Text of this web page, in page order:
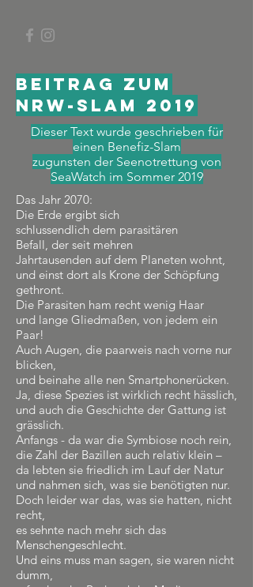
Beitrag zum
NRW-Slam 2019
Dieser Text wurde geschrieben für
einen Benefiz-Slam
zugunsten der Seenotrettung von
SeaWatch im Sommer 2019
Das Jahr 2070:
Die Erde ergibt sich
schlussendlich dem parasitären
Befall, der seit mehren
Jahrtausenden auf dem Planeten wohnt,
und einst dort als Krone der Schöpfung
gethront.
Die Parasiten ham recht wenig Haar
und lange Gliedmaßen, von jedem ein
Paar!
Auch Augen, die paarweis nach vorne nur
blicken,
und beinahe alle nen Smartphonerücken.
Ja, diese Spezies ist wirklich recht hässlich,
und auch die Geschichte der Gattung ist
grässlich.
Anfangs - da war die Symbiose noch rein,
die Zahl der Bazillen auch relativ klein –
da lebten sie friedlich im Lauf der Natur
und nahmen sich, was sie benötigten nur.
Doch leider war das, was sie hatten, nicht
recht,
es sehnte nach mehr sich das
Menschengeschlecht.
Und eins muss man sagen, sie waren nicht
dumm,